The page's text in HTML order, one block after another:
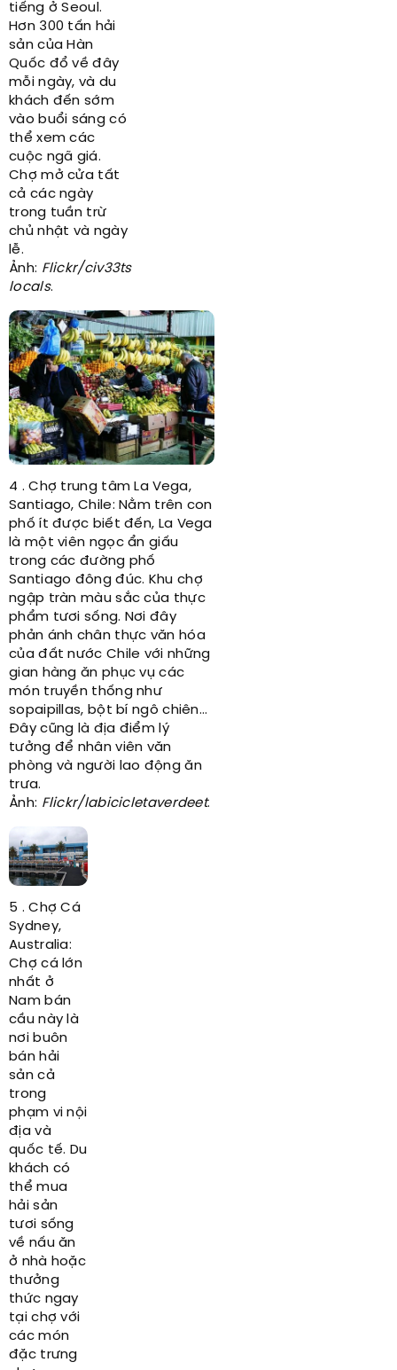
tiếng ở Seoul.
Hơn 300 tấn hải
sản của Hàn
Quốc đổ về đây
mỗi ngày, và du
khách đến sớm
vào buổi sáng có
thể xem các
cuộc ngã giá.
Chợ mở cửa tất
cả các ngày
trong tuần trừ
chủ nhật và ngày
lễ.
Ảnh: Flickr/civ33ts
locals.
4 . Chợ trung tâm La Vega,
Santiago, Chile: Nằm trên con
phố ít được biết đến, La Vega
là một viên ngọc ẩn giấu
trong các đường phố
Santiago đông đúc. Khu chợ
ngập tràn màu sắc của thực
phẩm tươi sống. Nơi đây
phản ánh chân thực văn hóa
của đất nước Chile với những
gian hàng ăn phục vụ các
món truyền thống như
sopaipillas, bột bí ngô chiên...
Đây cũng là địa điểm lý
tưởng để nhân viên văn
phòng và người lao động ăn
trưa.
Ảnh: Flickr/labicicletaverdeet.
5 . Chợ Cá
Sydney,
Australia:
Chợ cá lớn
nhất ở
Nam bán
cầu này là
nơi buôn
bán hải
sản cả
trong
phạm vi nội
địa và
quốc tế. Du
khách có
thể mua
hải sản
tươi sống
về nấu ăn
ở nhà hoặc
thưởng
thức ngay
tại chợ với
các món
đặc trưng